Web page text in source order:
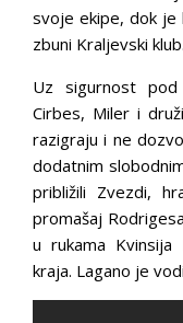
svoje ekipe, dok je
zbuni Kraljevski klub.
Uz sigurnost
Cirbes, Miler i
razigraju i ne
dodatnim
približili Zvezdi,
promašaj
u rukama
kraja. Lagano je